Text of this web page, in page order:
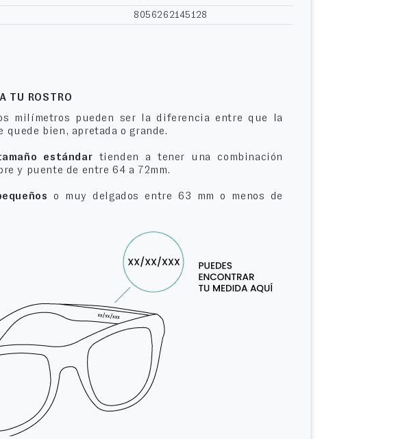
8056262145128
TU ROSTRO
milímetros pueden ser la diferencia entre que la
quede bien, apretada o grande.
estándar tienden a tener una combinación
y puente de entre 64 a 72mm.
o muy delgados entre 63 mm o menos de